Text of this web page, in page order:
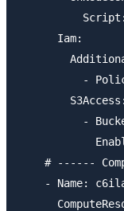
      Iam:
-
        S3Access:
-
# ------
- Name: